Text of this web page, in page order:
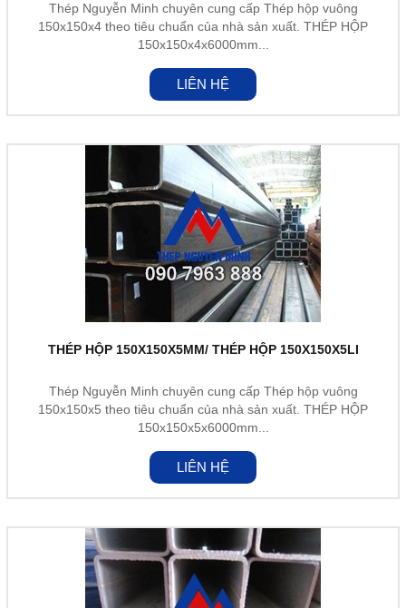
Thép Nguyễn Minh chuyên cung cấp Thép hộp vuông
150x150x4 theo tiêu chuẩn của nhà sản xuất. THÉP HỘP
150x150x4x6000mm...
LIÊN HỆ
THÉP HỘP 150X150X5MM/ THÉP HỘP 150X150X5LI
Thép Nguyễn Minh chuyên cung cấp Thép hộp vuông
150x150x5 theo tiêu chuẩn của nhà sản xuất. THÉP HỘP
150x150x5x6000mm...
LIÊN HỆ